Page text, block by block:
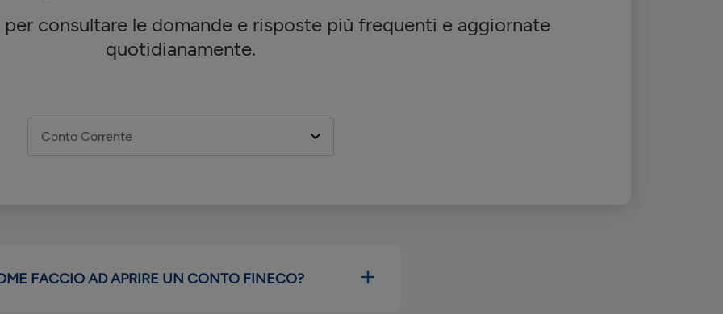
consultare le domande e risposte più frequenti e aggiornate
quotidianamente.
FACCIO AD APRIRE UN CONTO FINECO?